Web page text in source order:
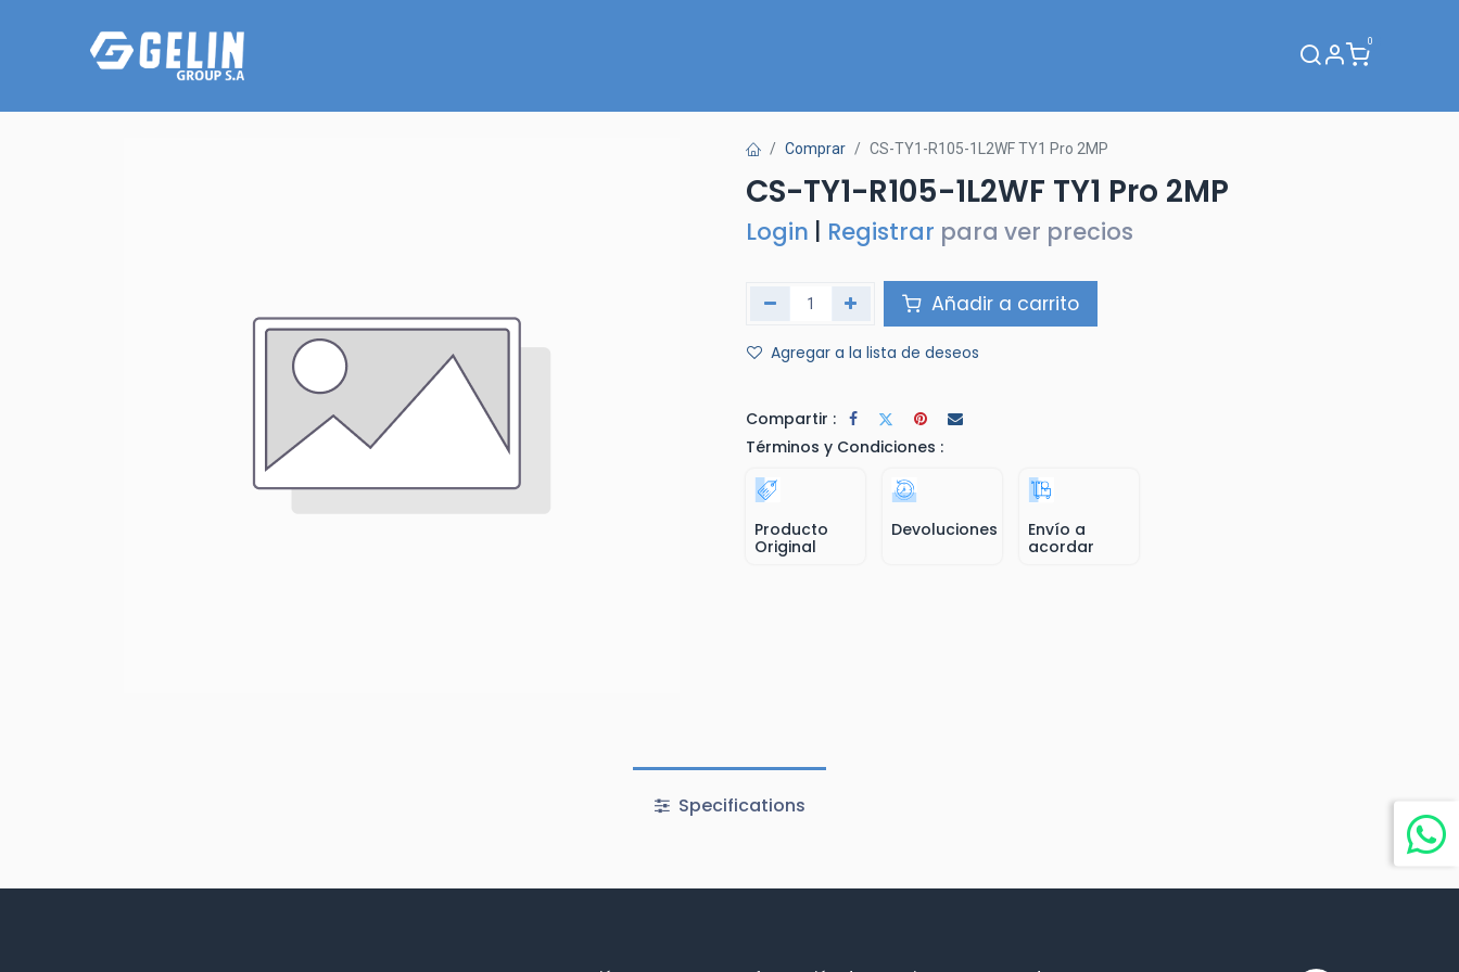
0
Comprar CS-TY1-R105-1L2WF TY1 Pro 2MP
CS-TY1-R105-1L2WF TY1 Pro 2MP
Login Registrar para ver precios
Añadir a carrito
Agregar a la lista de deseos
Compartir :
Términos y Condiciones :
Producto
Original
Devoluciones
Envío a
acordar
Specifications